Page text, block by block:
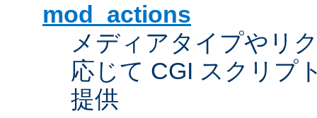
mod_actions
メディアタイプやリ
応じて CGI スクリプ
提供